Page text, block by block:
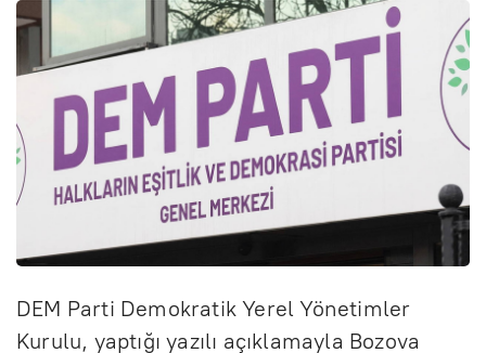
DEM Parti Demokratik Yerel Yönetimler
Kurulu, yaptığı yazılı açıklamayla Bozova